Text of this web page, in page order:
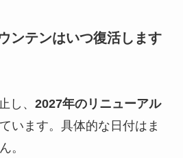
ンテンはいつ復活します
し、 2027年のリニューアル
います。具体的な日付はま
。